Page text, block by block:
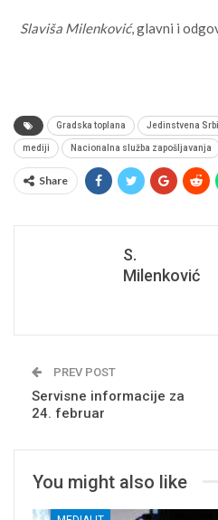
Slaviša Milenković, glavni i
Gradska toplana Jedinstvena
mediji Nacionalna služba zapošljavanja
Share
S.
Milenković
PREV POST
Servisne informacije za
24. februar
You might also like